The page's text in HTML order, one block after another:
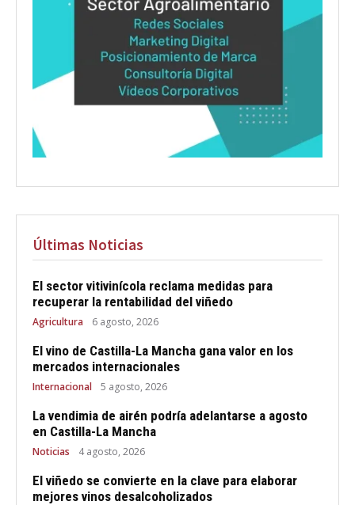
Últimas Noticias
El sector vitivinícola reclama medidas para
recuperar la rentabilidad del viñedo
Agricultura 6 agosto, 2026
El vino de Castilla-La Mancha gana valor en los
mercados internacionales
Internacional 5 agosto, 2026
La vendimia de airén podría adelantarse a agosto
en Castilla-La Mancha
Noticias 4 agosto, 2026
El viñedo se convierte en la clave para elaborar
mejores vinos desalcoholizados